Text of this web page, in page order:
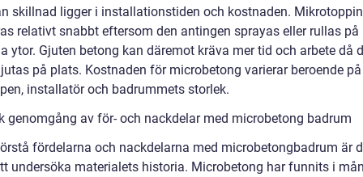
skillnad ligger i installationstiden och kostnaden.
relativt snabbt eftersom den antingen sprayas eller rullas på
ytor. Gjuten betong kan däremot kräva mer tid och arbete då
på plats. Kostnaden för microbetong varierar beroende
installatör och badrummets storlek.
genomgång av för- och nackdelar med microbetong badrum
fördelarna och nackdelarna med microbetongbadrum är
undersöka materialets historia. Microbetong har funnits i